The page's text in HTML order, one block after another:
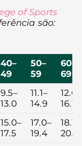
of Sports
são:
40–
49
50–
59
60 –
69
9.5–
13.0
11.1–
14.9
12.0–
16.1
15.0–
17.5
17.0–
19.4
18.1–
20.2